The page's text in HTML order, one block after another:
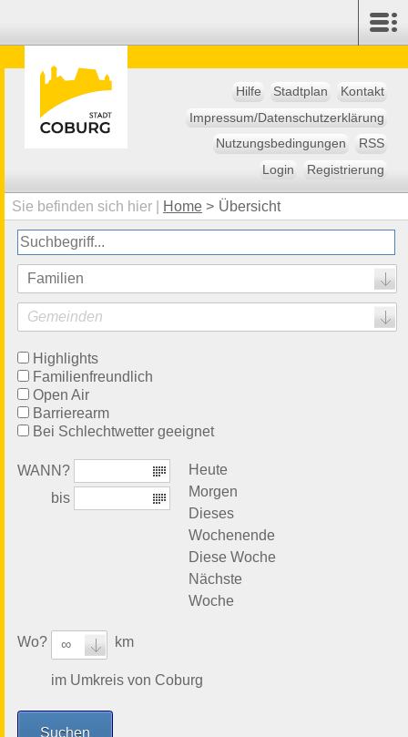
Hilfe Stadtplan
Kontakt
Impressum/Datenschutzerklärung
Nutzungsbedingungen
RSS
Login
Registrierung
Sie befinden sich hier | Home > Übersicht
Familien
Gemeinden
Highlights
Familienfreundlich
Open Air
Barrierearm
Bei Schlechtwetter geeignet
WANN?
bis
Heute
Morgen
Dieses
Wochenende
Diese Woche
Nächste
Woche
Wo? ∞ km
im Umkreis von Coburg